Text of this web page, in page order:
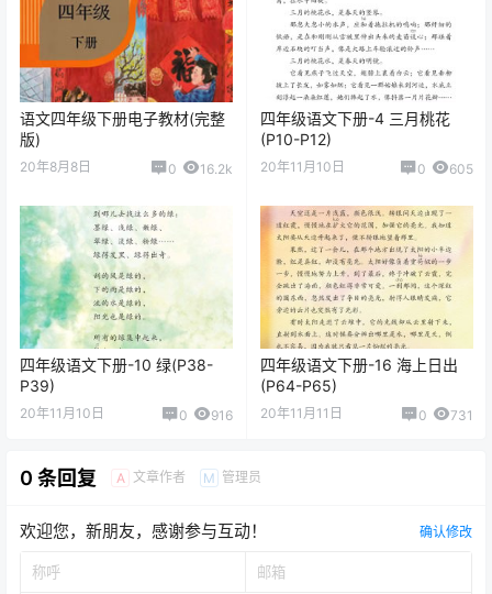
语文四年级下册电子教材(完整
版)
20年8月8日 0 16.2k
四年级语文下册-4 三月桃花
(P10-P12)
20年11月10日 0 605
四年级语文下册-10 绿(P38-
P39)
20年11月10日 0 916
四年级语文下册-16 海上日出
(P64-P65)
20年11月11日 0 731
0 条回复 A 文章作者 M 管理员
欢迎您，新朋友，感谢参与互动！ 确认修改